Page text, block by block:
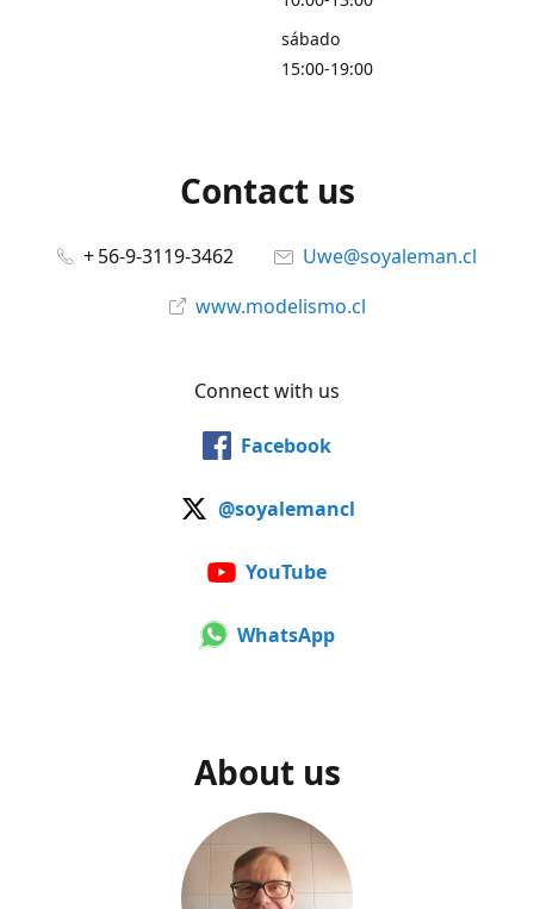
sábado
15:00-19:00
Contact us
+ 56-9-3119-3462
Uwe@soyaleman.cl
www.modelismo.cl
Connect with us
Facebook
@soyalemancl
YouTube
WhatsApp
About us